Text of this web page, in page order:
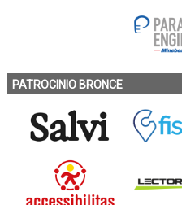
PATROCINIO BRONCE